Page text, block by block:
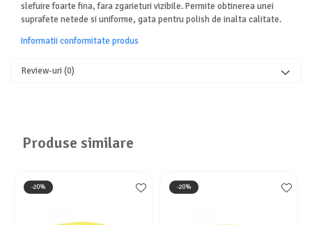
slefuire foarte fina, fara zgarieturi vizibile. Permite obtinerea unei
suprafete netede si uniforme, gata pentru polish de inalta calitate.
Informatii conformitate produs
Review-uri(0)
Produse similare
-20% -20%